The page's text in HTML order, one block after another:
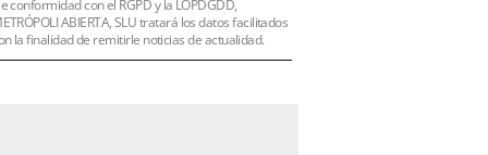
conformidad con el RGPD y la LOPDGDD,
ABIERTA, SLU tratará los datos facilitados
la finalidad de remitirle noticias de actualidad.